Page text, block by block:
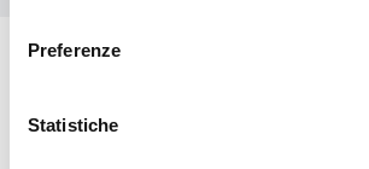
Preferenze
Statistiche
You might also be